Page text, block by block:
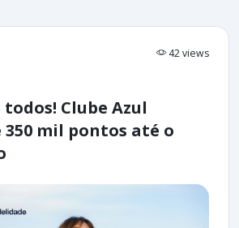
42 views
Clube Azul
mil pontos até o